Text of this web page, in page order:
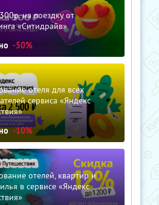
на поездку от
«Ситидрайв»
-50%
отеля для всех
сервиса «Яндекс
-10%
отелей, квартир и
в сервисе «Яндекс